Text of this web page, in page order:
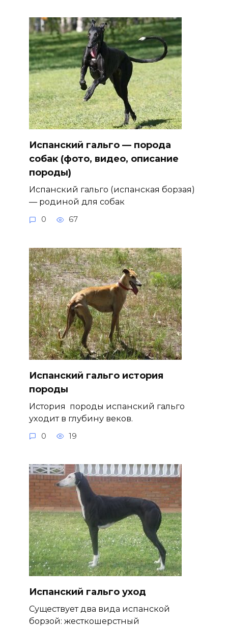
Испанский гальго — порода
собак (фото, видео, описание
породы)
Испанский гальго (испанская борзая)
— родиной для собак
0 67
Испанский гальго история
породы
История породы испанский гальго
уходит в глубину веков.
0 19
Испанский гальго уход
Существует два вида испанской
борзой: жесткошерстный